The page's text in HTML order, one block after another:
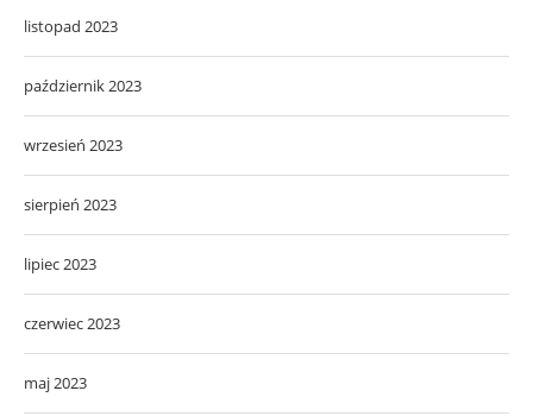
listopad 2023
październik 2023
wrzesień 2023
sierpień 2023
lipiec 2023
czerwiec 2023
maj 2023